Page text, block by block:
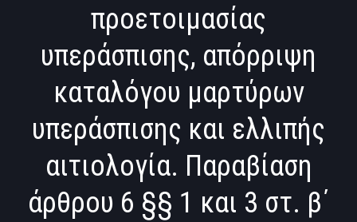
προετοιμασίας
υπεράσπισης, απόρριψη
καταλόγου μαρτύρων
υπεράσπισης και ελλιπής
αιτιολογία. Παραβίαση
άρθρου 6 §§ 1 και 3 στ. β΄